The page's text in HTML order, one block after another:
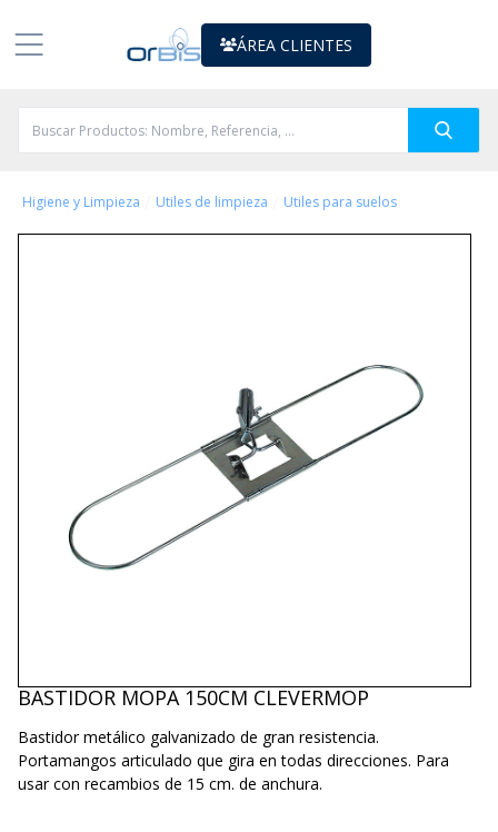
ÁREA CLIENTES
Higiene y Limpieza Utiles de limpieza Utiles para suelos
BASTIDOR MOPA 150CM CLEVERMOP
Bastidor metálico galvanizado de gran resistencia.
Portamangos articulado que gira en todas direcciones. Para
usar con recambios de 15 cm. de anchura.